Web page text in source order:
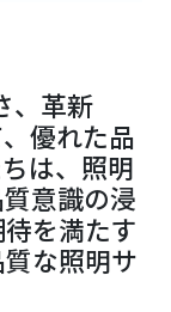
、革新
優れた品
は、照明
意識の浸
を満たす
な照明サ